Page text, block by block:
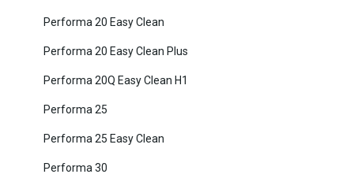
Performa 20 Easy Clean
Performa 20 Easy Clean Plus
Performa 20Q Easy Clean H1
Performa 25
Performa 25 Easy Clean
Performa 30